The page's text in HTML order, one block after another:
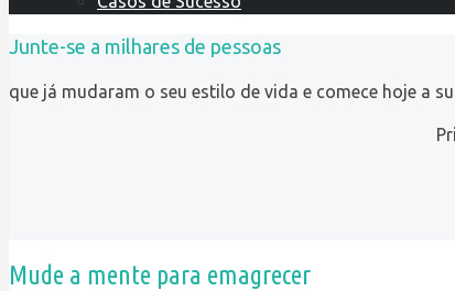
Junte-se a milhares de pessoas
que já mudaram o seu estilo de vida e comece hoje a
Mude a mente para emagrecer